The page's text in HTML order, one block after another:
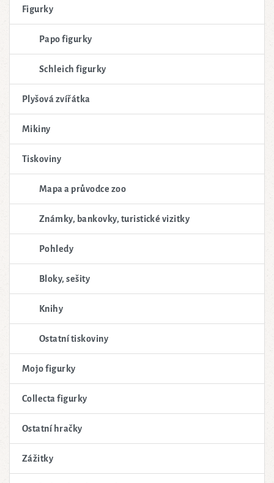
Figurky
Papo figurky
Schleich figurky
Plyšová zvířátka
Mikiny
Tiskoviny
Mapa a průvodce zoo
Známky, bankovky, turistické vizitky
Pohledy
Bloky, sešity
Knihy
Ostatní tiskoviny
Mojo figurky
Collecta figurky
Ostatní hračky
Zážitky